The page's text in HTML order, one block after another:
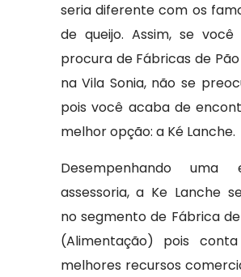
seria diferente com os
de queijo. Assim, se
procura de Fábricas de
na Vila Sonia, não se
pois você acaba de
melhor opção: a Ké Lanche.
Desempenhando uma
assessoria, a Ke Lanche
no segmento de Fábrica
(Alimentação) pois
melhores recursos